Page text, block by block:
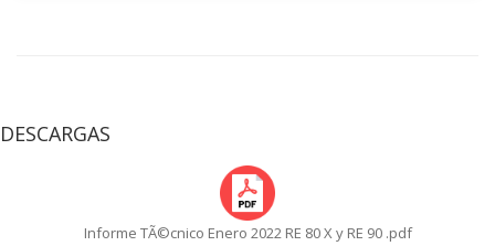
DESCARGAS
Informe TÃ©cnico Enero 2022 RE 80 X y RE 90 .pdf